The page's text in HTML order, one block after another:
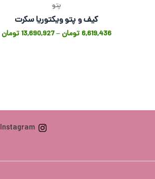
پتو
کیف و پتو ویکتوریا سکرت
6,619,436 تومان –
13,690,927تومان
Instagram